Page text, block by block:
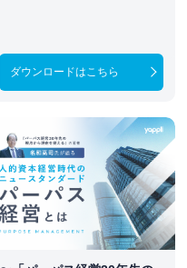
ダウンロードはこちら